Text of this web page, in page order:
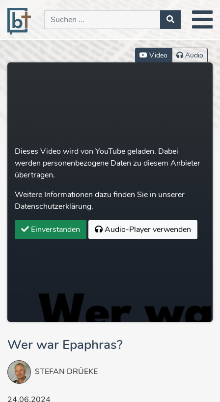
Video Audio
Dieses Video wird von YouTube geladen. Dabei
werden personenbezogene Daten zu diesem Anbieter
übertragen.
Weitere Informationen dazu finden Sie in unserer
Datenschutzerklärung.
Einverstanden Audio-Player verwenden
Wer war Epaphras?
STEFAN DRÜEKE
24.06.2024